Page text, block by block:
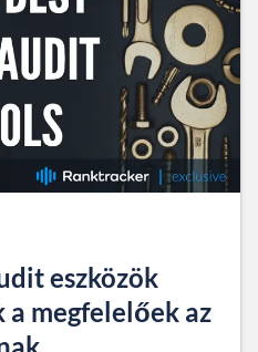
eszközök
megfelelőek az